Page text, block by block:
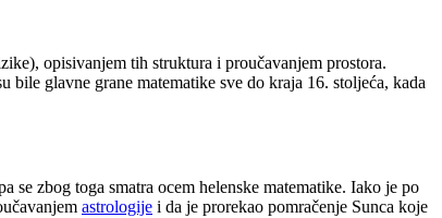
opisivanjem tih struktura i proučavanjem prostora.
glavne grane matematike sve do kraja 16. stoljeća, kada
zbog toga smatra ocem helenske matematike. Iako je po
astrologije i da je prorekao pomračenje Sunca koje